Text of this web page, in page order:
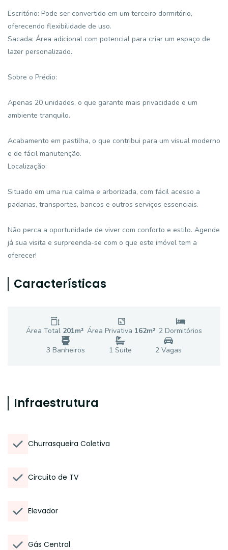
Escritório: Pode ser convertido em um terceiro dormitório,
oferecendo flexibilidade de uso.
Sacada: Área adicional com potencial para criar um espaço de
lazer personalizado.
Sobre o Prédio:
Apenas 20 unidades, o que garante mais privacidade e um
ambiente tranquilo.
Acabamento em pastilha, o que contribui para um visual moderno
e de fácil manutenção.
Localização:
Situado em uma rua calma e arborizada, com fácil acesso a
padarias, transportes, bancos e outros serviços essenciais.
Não perca a oportunidade de viver com conforto e estilo. Agende
já sua visita e surpreenda-se com o que este imóvel tem a
oferecer!
Características
Área Total 201m² Área Privativa 162m² 2 Dormitórios
3 Banheiros 1 Suíte 2Vagas
Infraestrutura
Churrasqueira Coletiva
Circuito de TV
Elevador
Gás Central